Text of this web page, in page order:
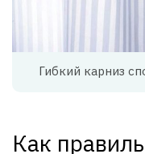
Гибкий карниз
Как